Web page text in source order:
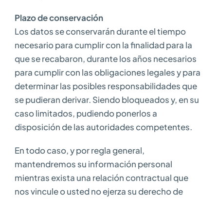
Plazo de conservación
Los datos se conservarán durante el tiempo
necesario para cumplir con la finalidad para la
que se recabaron, durante los años necesarios
para cumplir con las obligaciones legales y para
determinar las posibles responsabilidades que
se pudieran derivar. Siendo bloqueados y, en su
caso limitados, pudiendo ponerlos a
disposición de las autoridades competentes.
En todo caso, y por regla general,
mantendremos su información personal
mientras exista una relación contractual que
nos vincule o usted no ejerza su derecho de